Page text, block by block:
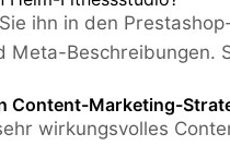
ihn in den
Beschreibungen.
Content-Marketing-
wirkungsvolles